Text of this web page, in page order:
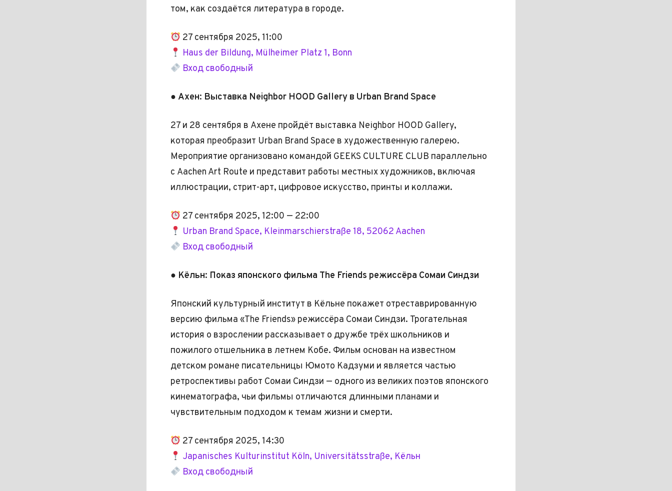
том, как создаётся литература в городе.
27 сентября 2025, 11:00
Haus der Bildung, Mülheimer Platz 1, Bonn
Вход свободный
● Ахен: Выставка Neighbor HOOD Gallery в Urban Brand Space
27 и 28 сентября в Ахене пройдёт выставка Neighbor HOOD Gallery,
которая преобразит Urban Brand Space в художественную галерею.
Мероприятие организовано командой GEEKS CULTURE CLUB параллельно
с Aachen Art Route и представит работы местных художников, включая
иллюстрации, стрит-арт, цифровое искусство, принты и коллажи.
27 сентября 2025, 12:00 — 22:00
Urban Brand Space, Kleinmarschierstraße 18, 52062 Aachen
Вход свободный
● Кёльн: Показ японского фильма The Friends режиссёра Сомаи Синдзи
Японский культурный институт в Кёльне покажет отреставрированную
версию фильма «The Friends» режиссёра Сомаи Синдзи. Трогательная
история о взрослении рассказывает о дружбе трёх школьников и
пожилого отшельника в летнем Кобе. Фильм основан на известном
детском романе писательницы Юмото Кадзуми и является частью
ретроспективы работ Сомаи Синдзи — одного из великих поэтов японского
кинематографа, чьи фильмы отличаются длинными планами и
чувствительным подходом к темам жизни и смерти.
27 сентября 2025, 14:30
Japanisches Kulturinstitut Köln, Universitätsstraße, Кёльн
Вход свободный